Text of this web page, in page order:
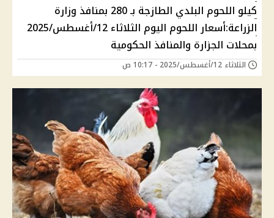
كيلو اللحوم البلدي الطازجة بـ 280 بمنافذ وزارة
الزراعة:أسعار اللحوم اليوم الثلاثاء 12/أغسطس/2025
بمحلات الجزارة والمنافذ الحكومية
الثلاثاء 12/أغسطس/2025 - 10:17 ص